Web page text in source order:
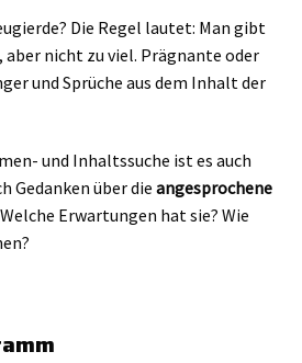
Die Regel lautet: Man gibt
nicht zu viel. Prägnante oder
und Sprüche aus dem Inhalt der
und Inhaltssuche ist es auch
Gedanken über die angesprochene
Erwartungen hat sie? Wie